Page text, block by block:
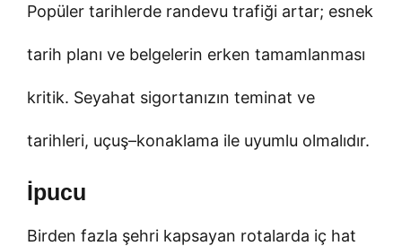
Popüler tarihlerde randevu trafiği artar; esnek
tarih planı ve belgelerin erken tamamlanması
kritik. Seyahat sigortanızın teminat ve
tarihleri, uçuş–konaklama ile uyumlu olmalıdır.
İpucu
Birden fazla şehri kapsayan rotalarda iç hat